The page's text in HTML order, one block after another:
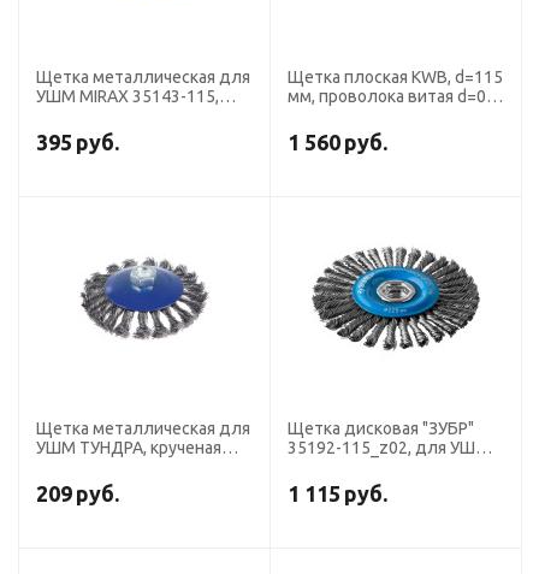
Щетка металлическая для
УШМ MIRAX 35143-115,
проволока 0.3 мм, d=115
мм
395 руб.
Щетка плоская KWB, d=115
мм, проволока витая d=0.5,
1 560 руб.
Щетка металлическая для
УШМ ТУНДРА, крученая
115 мм
209 руб.
Щетка дисковая "ЗУБР"
35192-115_z02, для УШМ,
пучки, М14х115 мм
1 115 руб.